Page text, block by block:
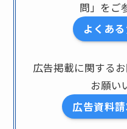
問」をご
よくあ
広告掲載に関する
お願い
広告資料